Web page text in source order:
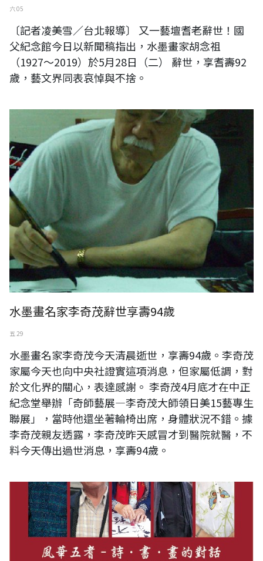
六 05
〔記者凌美雪／台北報導〕 又一藝壇耆老辭世！國
父紀念館今日以新聞稿指出，水墨畫家胡念祖
（1927～2019）於5月28日（二） 辭世，享耆壽92
歲，藝文界同表哀悼與不捨。
水墨畫名家李奇茂辭世享壽94歲，儒墨堂拍攝
水墨畫名家李奇茂辭世享壽94歲
五 29
水墨畫名家李奇茂今天清晨逝世，享壽94歲。李奇茂
家屬今天也向中央社證實這項消息，但家屬低調，對
於文化界的關心，表達感謝。 李奇茂4月底才在中正
紀念堂舉辦「奇師藝展—李奇茂大師領日美15藝專生
聯展」，當時他還坐著輪椅出席，身體狀況不錯。據
李奇茂親友透露，李奇茂昨天感冒才到醫院就醫，不
料今天傳出過世消息，享壽94歲。
風華五耆一詩．書．畫的對話 趙澤厚、蕭鼎三、陳克謙、楊蓁、辜瑞蘭
五人聯展